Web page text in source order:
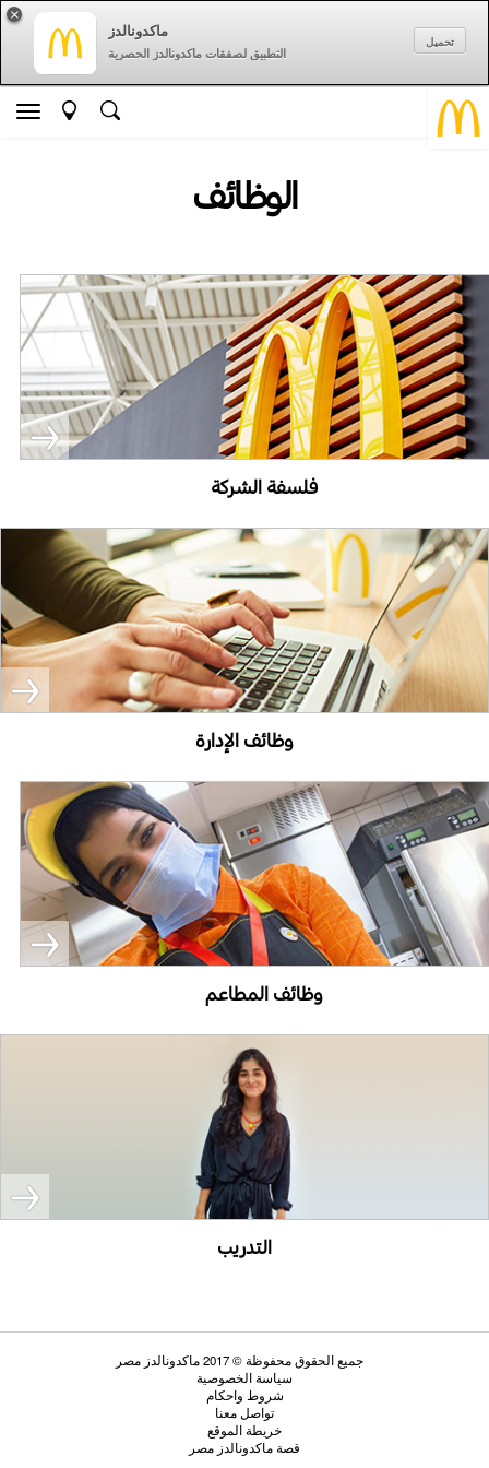
ماكدونالدز
التطبيق لصفقات ماكدونالدز الحصرية
تحميل
×
الوظائف
فلسفة الشركة
وظائف الإدارة
وظائف المطاعم
التدريب
سياسة الخصوصية
شروط واحكام
تواصل معنا
خريطة الموقع
قصة ماكدونالدز مصر